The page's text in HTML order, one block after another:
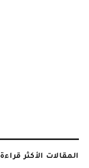
المقالات الأكثر قراءة